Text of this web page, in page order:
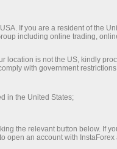
If you are a resident of the
including online trading,
location is not the US, kindly
with government
in the United States;
the relevant button below. If
open an account with InstaForex